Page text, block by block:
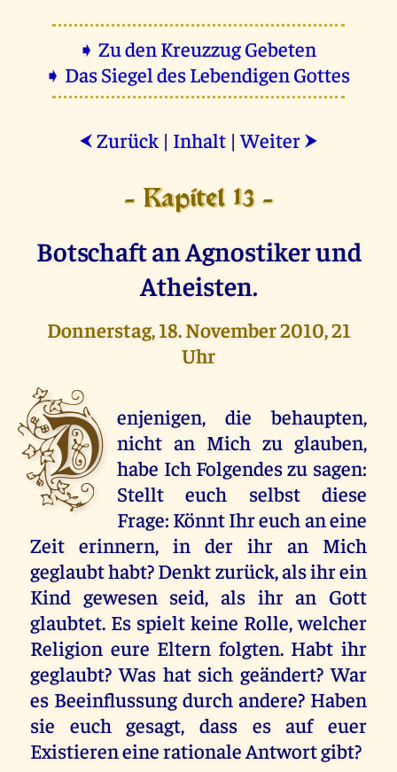
➧ Zu den Kreuzzug Gebeten
➧ Das Siegel des Lebendigen Gottes
⮜ Zurück | Inhalt |Weiter ⮞
- Kapitel 13 -
Botschaft an Agnostiker und
Atheisten.
Donnerstag, 18. November 2010, 21
Uhr
D enjenigen, die behaupten,
nicht an Mich zu glauben,
habe Ich Folgendes zu sagen:
Stellt euch selbst diese
Frage: Könnt Ihr euch an eine
Zeit erinnern, in der ihr an Mich
geglaubt habt? Denkt zurück, als ihr ein
Kind gewesen seid, als ihr an Gott
glaubtet. Es spielt keine Rolle, welcher
Religion eure Eltern folgten. Habt ihr
geglaubt? Was hat sich geändert? War
es Beeinflussung durch andere? Haben
sie euch gesagt, dass es auf euer
Existieren eine rationale Antwort gibt?